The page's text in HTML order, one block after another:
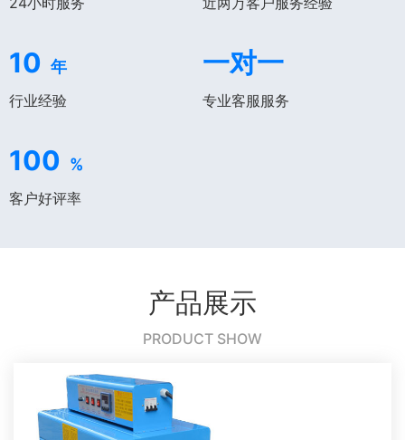
10 年
行业经验
一对一
专业客服服务
100 %
客户好评率
产品展示
PRODUCT SHOW